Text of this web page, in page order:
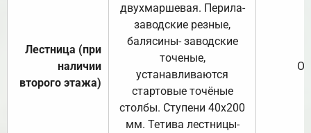
Лестница (при
наличии
второго этажа)
двухмаршевая. Перила-
заводские резные,
балясины- заводские
точеные,
устанавливаются
стартовые точёные
столбы. Ступени 40х200
мм. Тетива лестницы-